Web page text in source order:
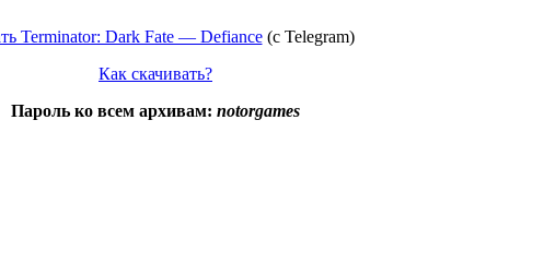
Terminator: Dark Fate — Defiance(c Telegram)
Как скачивать?
Пароль ко всем архивам: notorgames